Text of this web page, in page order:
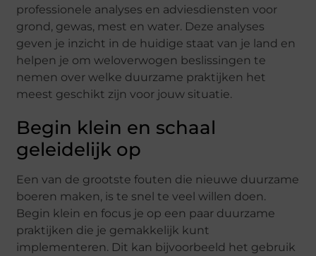
professionele analyses en adviesdiensten voor
grond, gewas, mest en water. Deze analyses
geven je inzicht in de huidige staat van je land en
helpen je om weloverwogen beslissingen te
nemen over welke duurzame praktijken het
meest geschikt zijn voor jouw situatie.
Begin klein en schaal
geleidelijk op
Een van de grootste fouten die nieuwe duurzame
boeren maken, is te snel te veel willen doen.
Begin klein en focus je op een paar duurzame
praktijken die je gemakkelijk kunt
implementeren. Dit kan bijvoorbeeld het gebruik